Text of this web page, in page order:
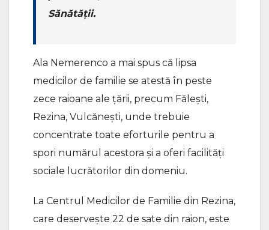
Sănătății.
Ala Nemerenco a mai spus că lipsa
medicilor de familie se atestă în peste
zece raioane ale țării, precum Fălești,
Rezina, Vulcănești, unde trebuie
concentrate toate eforturile pentru a
spori numărul acestora și a oferi facilități
sociale lucrătorilor din domeniu.
La Centrul Medicilor de Familie din Rezina,
care deservește 22 de sate din raion, este